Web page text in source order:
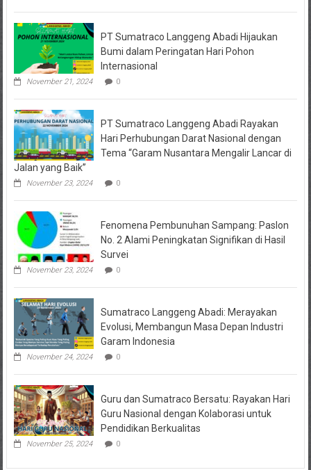
di
Bromo
Meluas
hingga
Masuk
Probolinggo
&
Pasuruan
PT Sumatraco Langgeng Abadi Hijaukan
Bumi dalam Peringatan Hari Pohon
Internasional
November 21, 2024 0
PT Sumatraco Langgeng Abadi Rayakan
Hari Perhubungan Darat Nasional dengan
Tema “Garam Nusantara Mengalir Lancar di
Jalan yang Baik”
November 23, 2024 0
Fenomena Pembunuhan Sampang: Paslon
No. 2 Alami Peningkatan Signifikan di Hasil
Survei
November 23, 2024 0
Sumatraco Langgeng Abadi: Merayakan
Evolusi, Membangun Masa Depan Industri
Garam Indonesia
November 24, 2024 0
Guru dan Sumatraco Bersatu: Rayakan Hari
Guru Nasional dengan Kolaborasi untuk
Pendidikan Berkualitas
November 25, 2024 0